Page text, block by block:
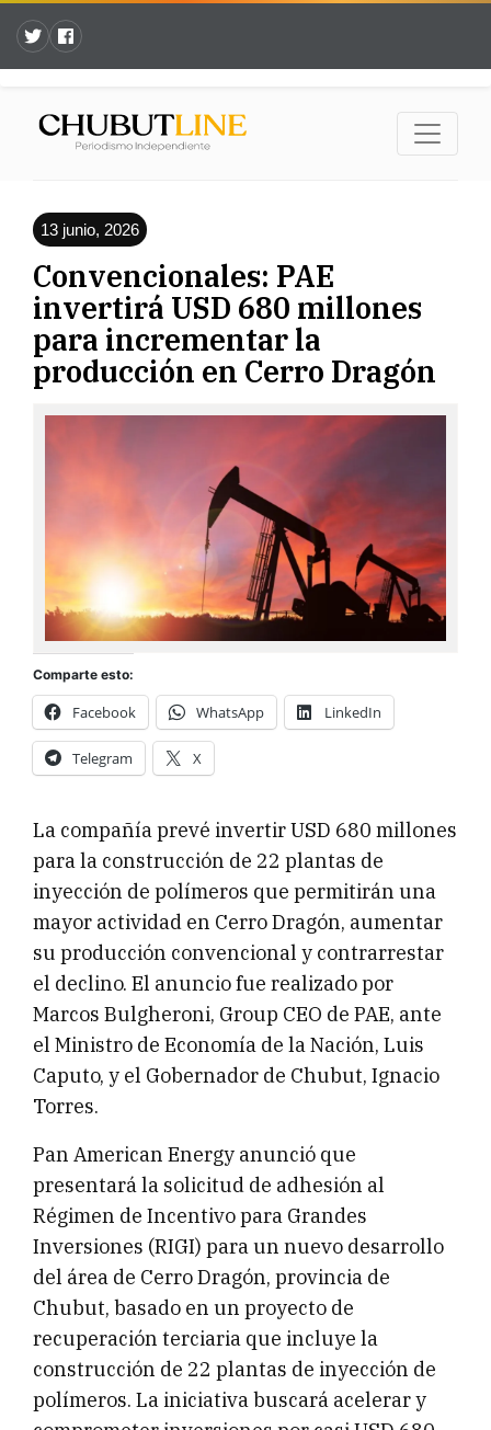
13 junio, 2026
Convencionales: PAE
invertirá USD 680 millones
para incrementar la
producción en Cerro Dragón
Comparte esto:
Facebook WhatsApp LinkedIn
Telegram X
La compañía prevé invertir USD 680 millones
para la construcción de 22 plantas de
inyección de polímeros que permitirán una
mayor actividad en Cerro Dragón, aumentar
su producción convencional y contrarrestar
el declino. El anuncio fue realizado por
Marcos Bulgheroni, Group CEO de PAE, ante
el Ministro de Economía de la Nación, Luis
Caputo, y el Gobernador de Chubut, Ignacio
Torres.
Pan American Energy anunció que
presentará la solicitud de adhesión al
Régimen de Incentivo para Grandes
Inversiones (RIGI) para un nuevo desarrollo
del área de Cerro Dragón, provincia de
Chubut, basado en un proyecto de
recuperación terciaria que incluye la
construcción de 22 plantas de inyección de
polímeros. La iniciativa buscará acelerar y